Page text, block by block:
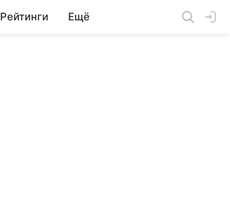
Рейтинги Ещё